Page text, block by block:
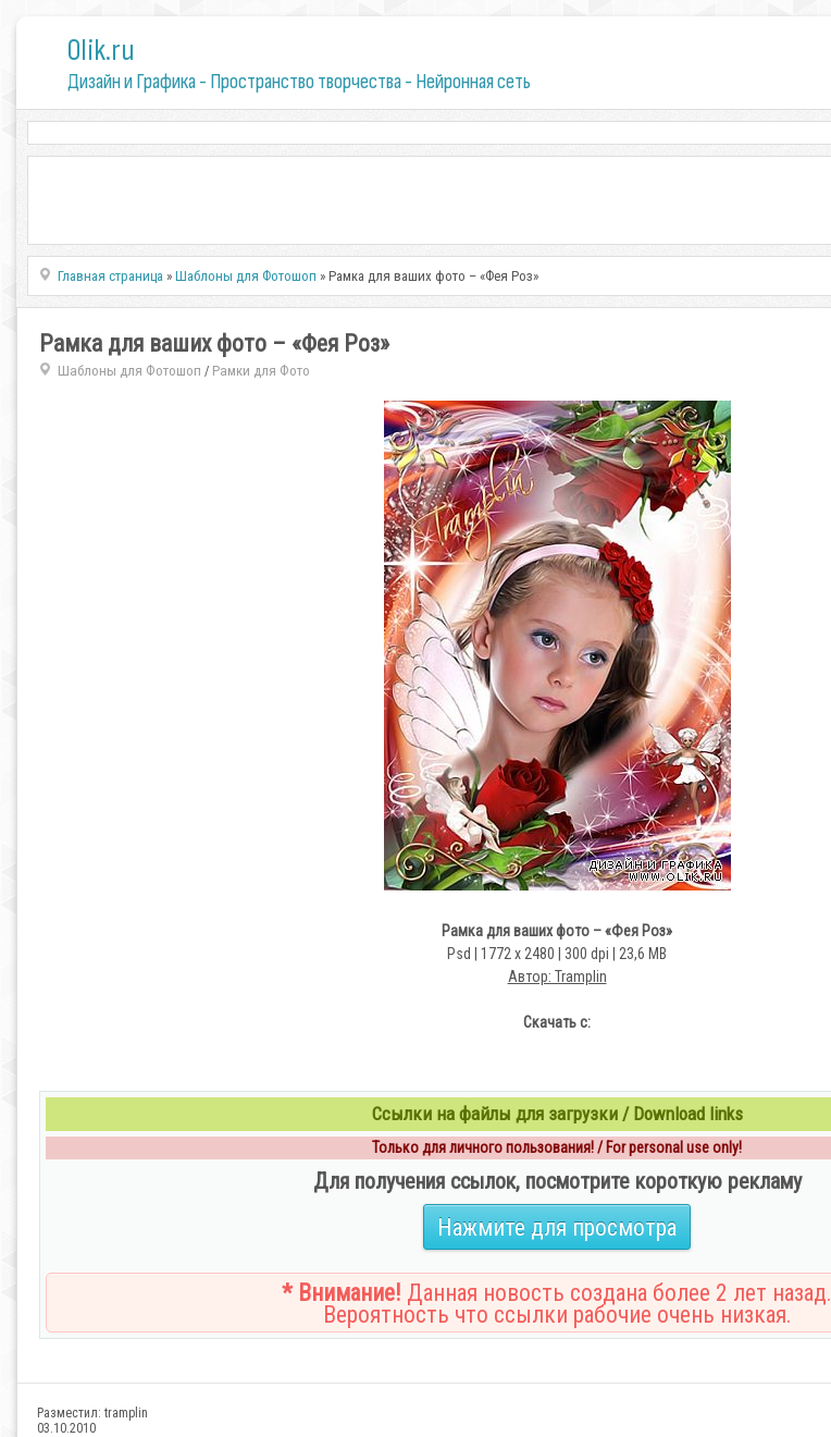
0lik.ru
Дизайн и Графика - Пространство творчества - Нейронная сеть
Главная страница »Шаблоны для Фотошоп » Рамка для ваших фото – «Фея Роз»
Рамка для ваших фото – «Фея Роз»
Шаблоны для Фотошоп / Рамки для Фото
Рамка для ваших фото – «Фея Роз»
Psd | 1772 х 2480 | 300 dpi | 23,6 MB
Автор: Tramplin
Скачать с:
Ссылки на файлы для загрузки / Download links
Только для личного пользования! / For personal use only!
Для получения ссылок, посмотрите короткую рекламу
Нажмите для просмотра
* Внимание! Данная новость создана более 2 лет назад.
Вероятность что ссылки рабочие очень низкая.
Разместил: tramplin
03.10.2010